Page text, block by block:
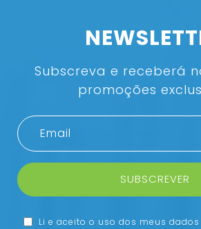
Subscreva e receberá
promoções
SUBSCREVER
Li e aceito o uso dos meus